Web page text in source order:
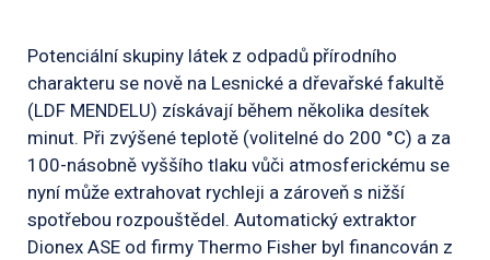
Potenciální skupiny látek z odpadů přírodního
charakteru se nově na Lesnické a dřevařské fakultě
(LDF MENDELU) získávají během několika desítek
minut. Při zvýšené teplotě (volitelné do 200 °C) a za
100-násobně vyššího tlaku vůči atmosferickému se
nyní může extrahovat rychleji a zároveň s nižší
spotřebou rozpouštědel. Automatický extraktor
Dionex ASE od firmy Thermo Fisher byl financován z